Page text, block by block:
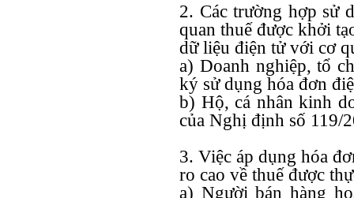
2. Các trường hợp sử
quan thuế được khởi
dữ liệu điện tử với cơ
a) Doanh nghiệp, tổ
ký sử dụng hóa đơn
b) Hộ, cá nhân kinh
của Nghị định số 119/
3. Việc áp dụng hóa
ro cao về thuế được
a) Người bán hàng